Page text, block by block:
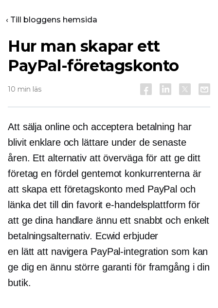
‹ Till bloggens hemsida
Hur man skapar ett
PayPal-företagskonto
10 min läs
Att sälja online och acceptera betalning har
blivit enklare och lättare under de senaste
åren. Ett alternativ att överväga för att ge ditt
företag en fördel gentemot konkurrenterna är
att skapa ett företagskonto med PayPal och
länka det till din favorit e-handelsplattform för
att ge dina handlare ännu ett snabbt och enkelt
betalningsalternativ. Ecwid erbjuder
en lätt att navigera PayPal-integration som kan
ge dig en ännu större garanti för framgång i din
butik.